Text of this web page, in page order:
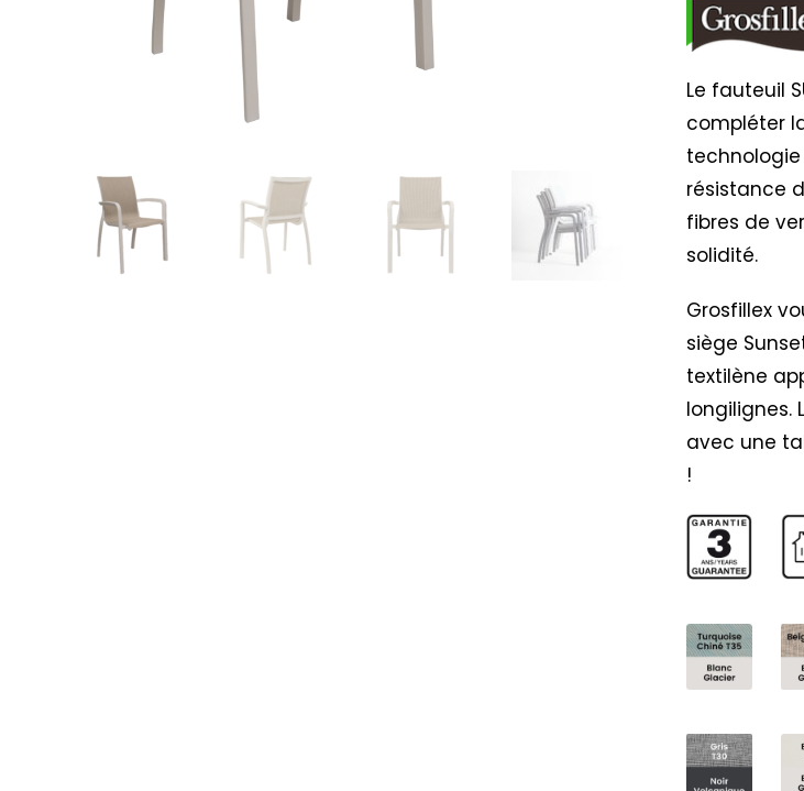
Toile
Beige
Le fauteuil
compléter
résistance
fibres de
solidité.
Grosfillex
siège
textilène
longilignes.
avec une
!